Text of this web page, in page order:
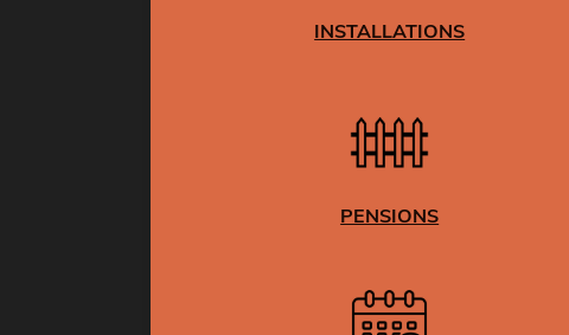
INSTALLATIONS
PENSIONS